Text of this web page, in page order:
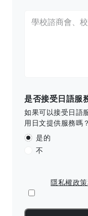
是否接受日語服
如果可以接受日語
用日文提供服務嗎？
是的
不
隱私權政